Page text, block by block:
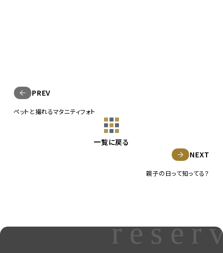
PREV
ペットと撮れるマタニティフォト
一覧に戻る
NEXT
親子の日って知ってる？